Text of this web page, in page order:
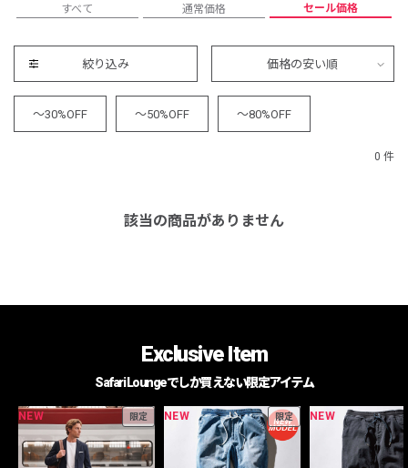
すべて 通常価格 セール価格
絞り込み 価格の安い順
～30%OFF ～50%OFF ～80%OFF
0 件
該当の商品がありません
Exclusive Item
Safari Loungeでしか買えない限定アイテム
NEW 限定 NEW 限定 NEW